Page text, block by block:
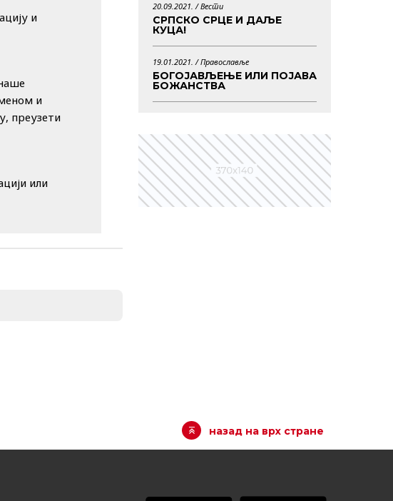
и
и
преузети
или
20.09.2021. /Вести
СРПСКО СРЦЕ И ДАЉЕ
КУЦА!
19.01.2021. /Православље
БОГОЈАВЉЕЊЕ ИЛИ ПОЈАВА
БОЖАНСТВА
назад на врх стране